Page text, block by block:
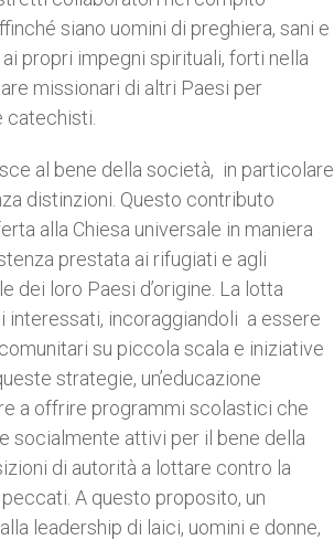
siano uomini di preghiera, sani e
propri impegni spirituali, forti nella
missionari di altri Paesi per
catechisti.
al bene della società, in particolare
distinzioni. Questo contributo
alla Chiesa universale in maniera
prestata ai rifugiati e agli
dei loro Paesi d’origine. La lotta
incoraggiandoli a essere
su piccola scala e iniziative
strategie, un’educazione
a offrire programmi scolastici che
socialmente attivi per il bene della
di autorità a lottare contro la
A questo proposito, un
leadership di laici, uomini e donne,